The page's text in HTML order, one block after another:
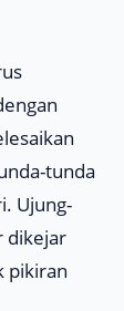
tunda
Ujung-
dikejar
pikiran